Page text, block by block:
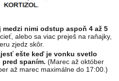
medzi nimi odstup aspoň 4 až 5
alebo sa viac preješ na raňajky,
zjedz skôr.
ešte keď je vonku svetlo
pred spaním. (Marec až október
až marec maximálne do 17:00.)